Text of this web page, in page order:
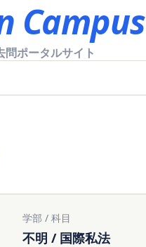
Campus
問ポータルサイト
学部 / 科目
不明 / 国際私法